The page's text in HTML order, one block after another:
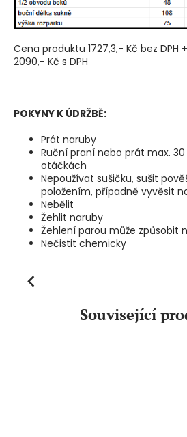
Cena produktu 1727,3,- Kč bez DPH
2090,- Kč s DPH
POKYNY K ÚDRŽBĚ:
Prát naruby
Ruční praní nebo prát max. 30
otáčkách
Nepoužívat sušičku, sušit
položením, případně vyvěsit
Nebělit
Žehlit naruby
Žehlení parou může způsobit
Nečistit chemicky
Související
Previous